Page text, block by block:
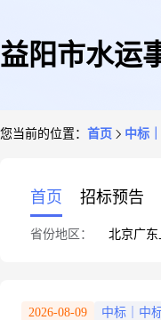
益阳市水运
您当前的位置： 首页 中标
首页 招标预告
省份地区： 北京广东
2026-08-09 中标｜中